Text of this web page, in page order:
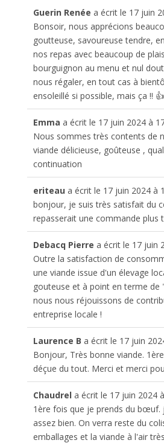
Guerin Renée a écrit le 17 juin
Bonsoir, nous apprécions
goutteuse, savoureuse tendre,
nos repas avec beaucoup de
bourguignon au menu et nul
nous régaler, en tout cas à
ensoleillé si possible, mais ça !!
Emma a écrit le 17 juin 2024 à
Nous sommes très contents de
viande délicieuse, goûteuse ,
continuation
eriteau a écrit le 17 juin 2024 à
bonjour, je suis très satisfait du
repasserait une commande plus
Debacq Pierre a écrit le 17 juin
Outre la satisfaction de
une viande issue d'un élevage
gouteuse et à point en terme de
nous nous réjouissons de
entreprise locale !
Laurence B a écrit le 17 juin
Bonjour, Très bonne viande.
déçue du tout. Merci et merci
Chaudrel a écrit le 17 juin 2024 à
1ère fois que je prends du bœuf.
assez bien. On verra reste du
emballages et la viande à l'air